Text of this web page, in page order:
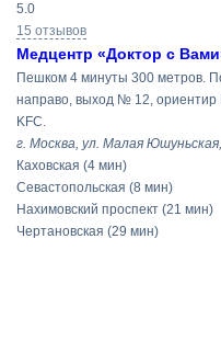
5.0
15 отзывов
Медцентр «Доктор с
Пешком 4 минуты 300 метров.
направо, выход № 12, ориентир
KFC.
г. Москва, ул. Малая
Каховская (4 мин)
Севастопольская (8 мин)
Нахимовский проспект (21 мин)
Чертановская (29 мин)